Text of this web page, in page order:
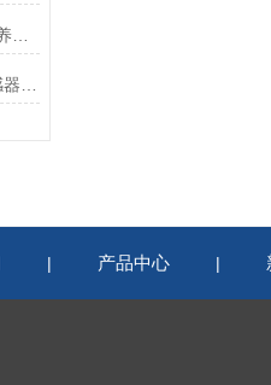
DEUBLIN(杜博林)旋转接头如何保养？需要注意哪些事项？
| 产品中心 |